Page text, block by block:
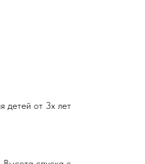
детей от 3х лет